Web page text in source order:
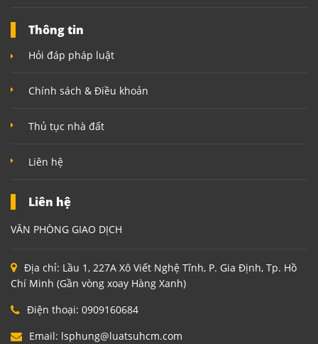
Thông tin
Hỏi đáp pháp luật
Chính sách & Điều khoản
Thủ tục nhà đất
Liên hệ
Liên hệ
VĂN PHÒNG GIAO DỊCH
Địa chỉ: Lầu 1, 227A Xô Viết Nghệ Tĩnh, P. Gia Định, Tp. Hồ
Chí Minh (Gần vòng xoay Hàng Xanh)
Điện thoại: 0909160684
Email: lsphung@luatsuhcm.com